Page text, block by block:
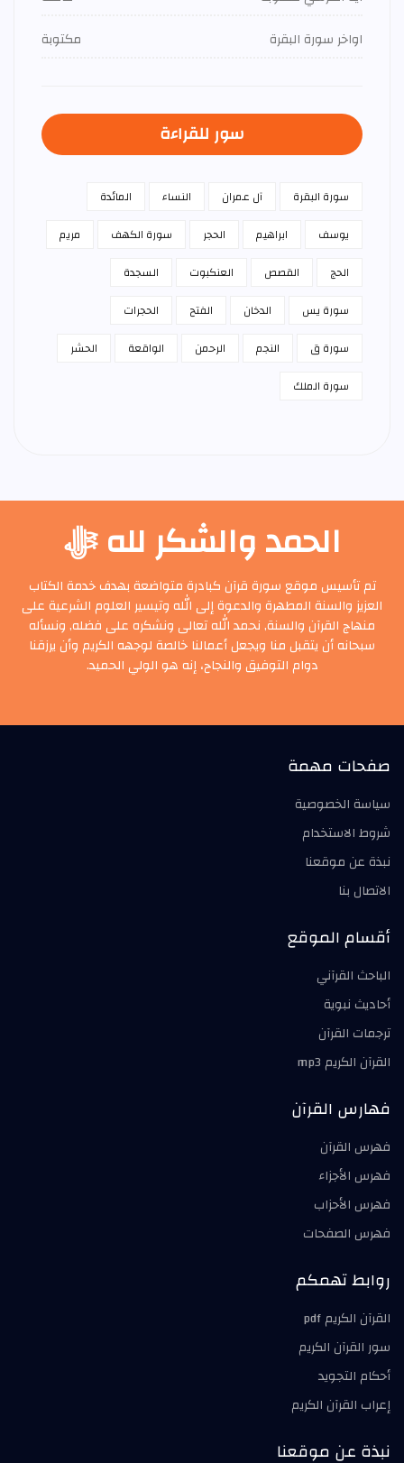
اواخر سورة البقرة
مكتوبة
سور للقراءة
سورة البقرة آل عمران النساء
المائدة
يوسف
ابراهيم الحجر سورة الكهف
مريم
الحج
القصص العنكبوت
السجدة
سورة يس
الدخان الفتح
الحجرات
سورة ق
النجم الرحمن الواقعة
الحشر
سورة الملك
الحمد والشكر لله ﷻ
تم تأسيس موقع سورة قرآن كبادرة متواضعة بهدف خدمة الكتاب
العزيز والسنة المطهرة والدعوة إلى الله وتيسير العلوم الشرعية على
منهاج القرآن والسنة, نحمد الله تعالى ونشكره على فضله, ونسأله
سبحانه أن يتقبل منا ويجعل أعمالنا خالصة لوجهه الكريم وأن يرزقنا
دوام التوفيق والنجاح، إنه هو الولي الحميد.
صفحات مهمة
سياسة الخصوصية
شروط الاستخدام
نبذة عن موقعنا
الاتصال بنا
أقسام الموقع
الباحث القرآني
أحاديث نبوية
ترجمات القرآن
القرآن الكريم mp3
فهارس القرآن
فهرس القرآن
فهرس الأجزاء
فهرس الأحزاب
فهرس الصفحات
روابط تهمكم
القرآن الكريم pdf
سور القرآن الكريم
أحكام التجويد
إعراب القرآن الكريم
نبذة عن موقعنا